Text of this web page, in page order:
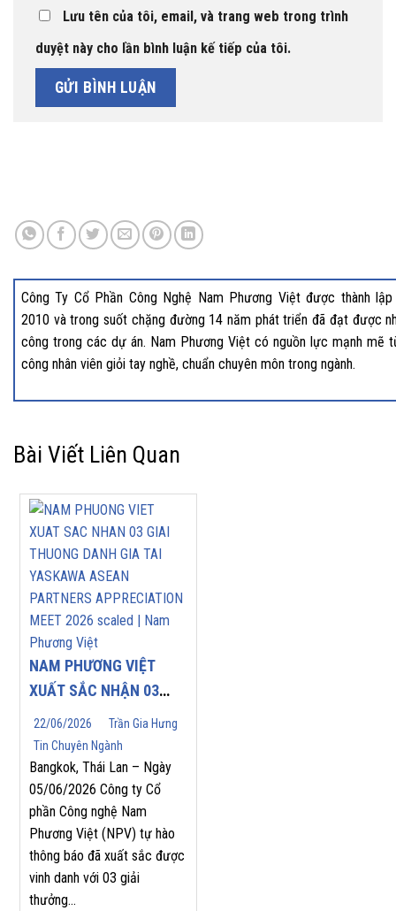
Lưu tên của tôi, email, và trang web trong trình
duyệt này cho lần bình luận kế tiếp của tôi.
Công Ty Cổ Phần Công Nghệ Nam Phương Việt được thành
2010 và trong suốt chặng đường 14 năm phát triển đã đạt được
công trong các dự án. Nam Phương Việt có nguồn lực mạnh mẽ
công nhân viên giỏi tay nghề, chuẩn chuyên môn trong ngành.
Bài Viết Liên Quan
NAM PHƯƠNG VIỆT
XUẤT SẮC NHẬN 03
GIẢI THƯỞNG DANH
GIÁ TẠI YASKAWA
ASEAN PARTNERS’
APPRECIATION MEET
2026
22/06/2026
Trần Gia Hưng
Tin Chuyên Ngành
Bangkok, Thái Lan – Ngày
05/06/2026 Công ty Cổ
phần Công nghệ Nam
Phương Việt (NPV) tự hào
thông báo đã xuất sắc được
vinh danh với 03 giải
thưởng...